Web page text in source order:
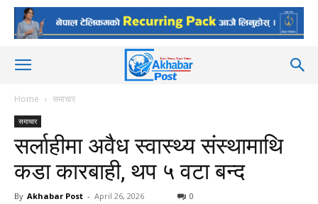
Home समाचार
समाचार
सर्लाहीमा अवैध स्वास्थ्य संस्थामाथि
कडा कारबाही, थप ५ वटा बन्द
By Akhabar Post - April 26, 2026 0